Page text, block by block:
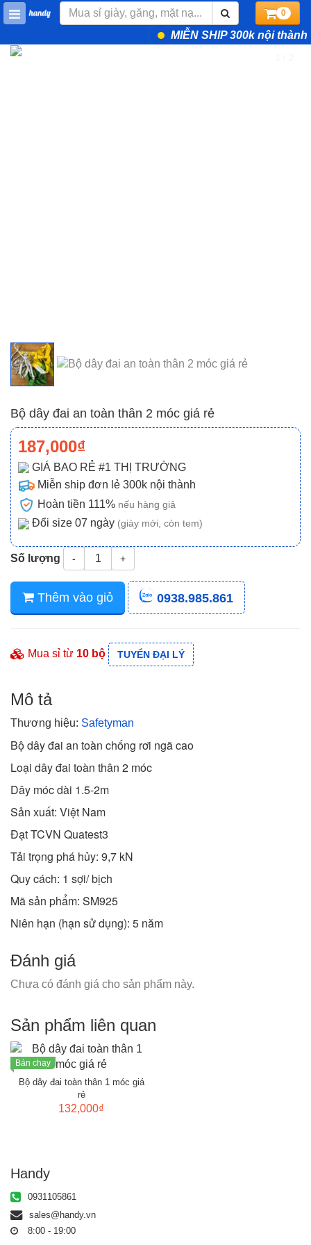
MIỄN SHIP 300k nội thành
0
Bộ dây đai an toàn thân 2 móc giá rẻ
187,000₫
GIÁ BAO RẺ #1 THỊ TRƯỜNG
Miễn ship đơn lẻ 300k nội thành
Hoàn tiền 111% nếu hàng giả
Đổi size 07 ngày (giày mới, còn tem)
Số lượng - +
Thêm vào giỏ 0938.985.861
Mua sỉ từ 10 bộ TUYỂN ĐẠI LÝ
Mô tả
Thương hiệu: Safetyman
Bộ dây đai an toàn chống rơi ngã cao
Loại dây đai toàn thân 2 móc
Dây móc dài 1.5-2m
Sản xuất: Việt Nam
Đạt TCVN Quatest3
Tải trọng phá hủy: 9,7 kN
Quy cách: 1 sợi/ bịch
Mã sản phẩm: SM925
Niên hạn (hạn sử dụng): 5 năm
Đánh giá
Chưa có đánh giá cho sản phẩm này.
Sản phẩm liên quan
Bán chạy
Bộ dây đai toàn thân 1 móc giá
rẻ
132,000₫
Handy
0931105861
sales@handy.vn
8:00 - 19:00